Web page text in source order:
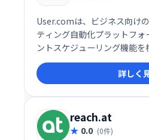
User.comは、ビジネス向け
ティング自動化プラットフォ
ントスケジューリング機能
管理でエンゲージメントと
現します。様々なコミュニケ
し、効率的な顧客接点を促
適化で、ビジネス成長を支援
詳しく
reach.at
0.0 (0件)